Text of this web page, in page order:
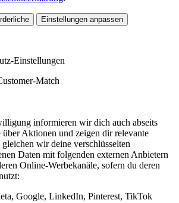
Einstellungen anpassen
Einstellungen
Match
informieren wir dich auch abseits
über Aktionen und zeigen dir relevante
wir deine verschlüsselten
Daten mit folgenden externen Anbietern
Online-Werbekanäle, sofern du deren
Google, LinkedIn, Pinterest, TikTok